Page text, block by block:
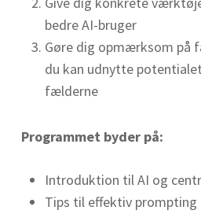
bedre AI-bruger
Gøre dig opmærksom på
du kan udnytte
fælderne
Programmet byder på:
Introduktion til AI og
Tips til effektiv prompting